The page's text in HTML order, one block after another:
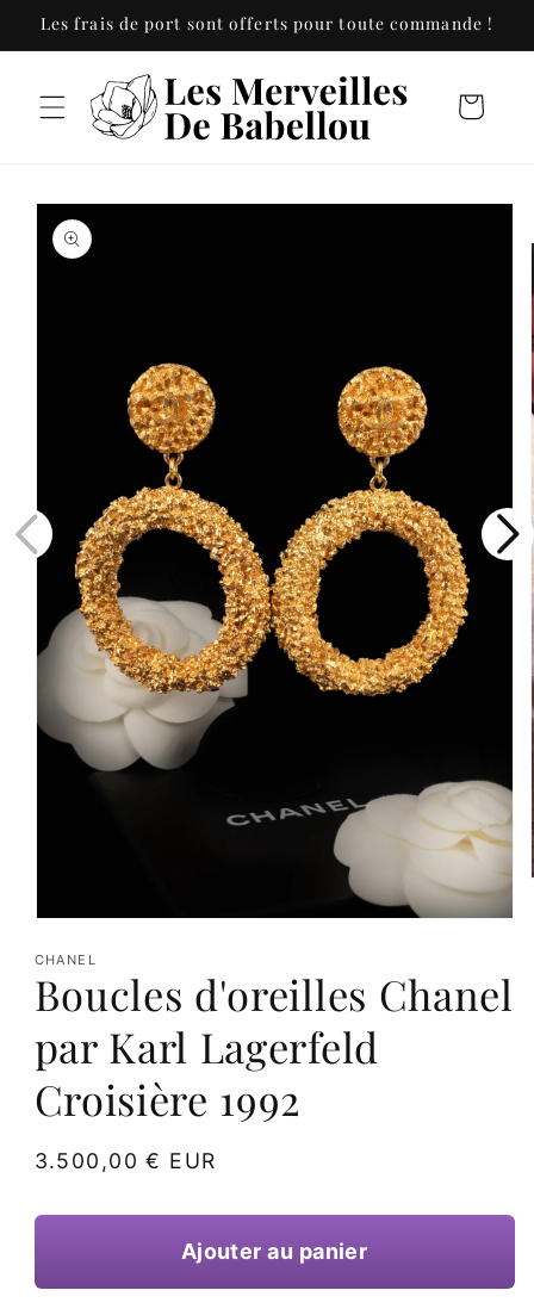
passer
au
Les frais de port sont offerts pour toute commande !
Panier
Passer aux
informations
produits
le
média
1
dans
une
fenêtre
CHANEL
Boucles d'oreilles Chanel
par Karl Lagerfeld
Croisière 1992
Prix
3.500,00 € EUR
Ajouter au panier